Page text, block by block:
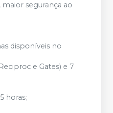
segurança ao
disponíveis no
e Gates) e 7
horas;